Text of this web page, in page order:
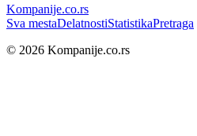
Kompanije.co.rs
Sva mestaDelatnostiStatistikaPretraga
© 2026 Kompanije.co.rs